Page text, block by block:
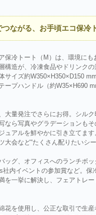
ながる、お手頃エコ保冷
冷トート（M）は、環境にも
構造が、冷凍食品やドリンク
イズ約W350×H350×D150
ープハンドル（約W35×H690
量発注でさらにお得。シル
なら写真やグラデーションも
ュアルを鮮やかに引き立てま
会など“たくさん配りたいシー
グ、オフィスへのランチボ
内イベントの参加賞など。
一挙に解決し、フェアトレー
を使用し、公正な取引で生